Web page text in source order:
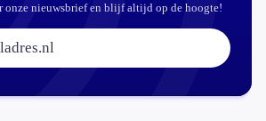
onze nieuwsbrief en blijf altijd op de hoogte!